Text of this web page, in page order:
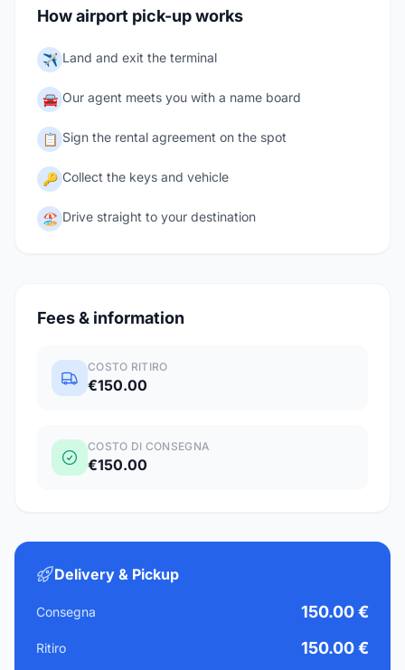
How airport pick-up works
✈️ Land and exit the terminal
🚘 Our agent meets you with a name board
📋 Sign the rental agreement on the spot
🔑 Collect the keys and vehicle
🏖️ Drive straight to your destination
Fees & information
COSTO RITIRO
€150.00
COSTO DI CONSEGNA
€150.00
Delivery & Pickup
Consegna 150.00 €
Ritiro 150.00 €